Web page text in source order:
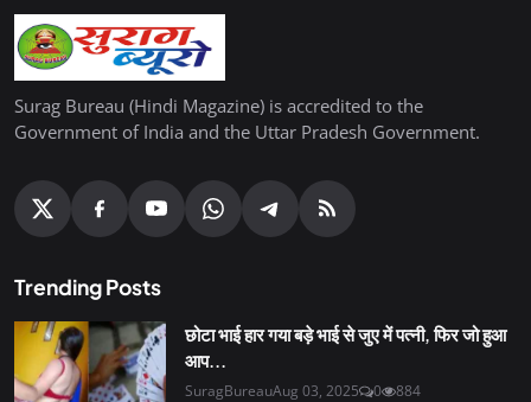
Surag Bureau (Hindi Magazine) is accredited to the
Government of India and the Uttar Pradesh Government.
Trending Posts
छोटा भाई हार गया बड़े भाई से जुए में पत्नी, फिर जो हुआ
आप...
SuragBureauAug 03, 2025 0 884